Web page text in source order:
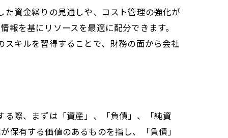
資金繰りの見通しや、コスト管理の強化が
を基にリソースを最適に配分できます。
キルを習得することで、財務の面から会社
際、まずは「資産」、「負債」、「純資
保有する価値のあるものを指し、「負債」